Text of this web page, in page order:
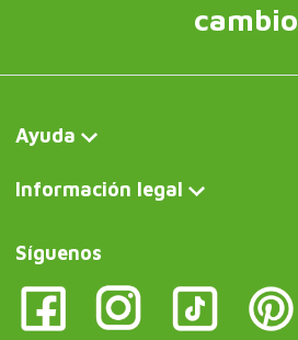
cambio
Ayuda
Información legal
Síguenos